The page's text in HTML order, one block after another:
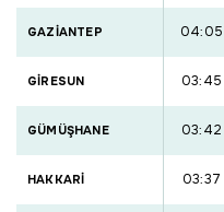
GAZİANTEP 04:05
GİRESUN 03:45
GÜMÜŞHANE 03:42
HAKKARİ 03:37